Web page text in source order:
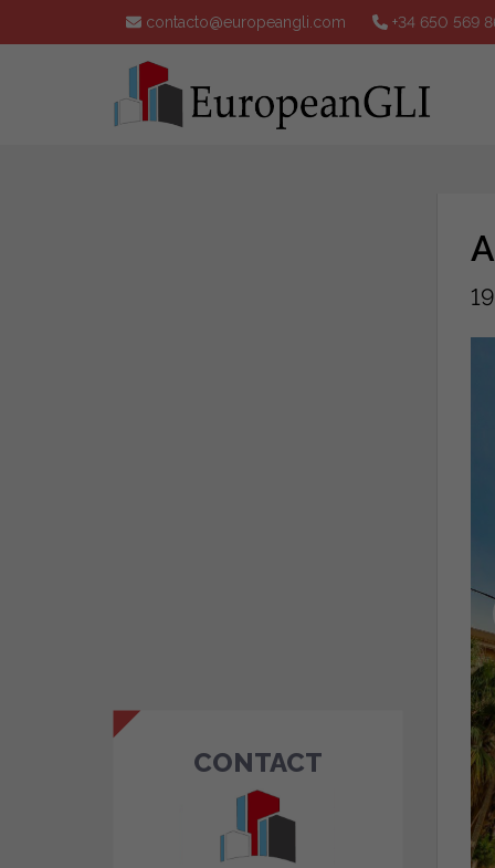
contacto@europeangli.com +34 650 569
CONTACT